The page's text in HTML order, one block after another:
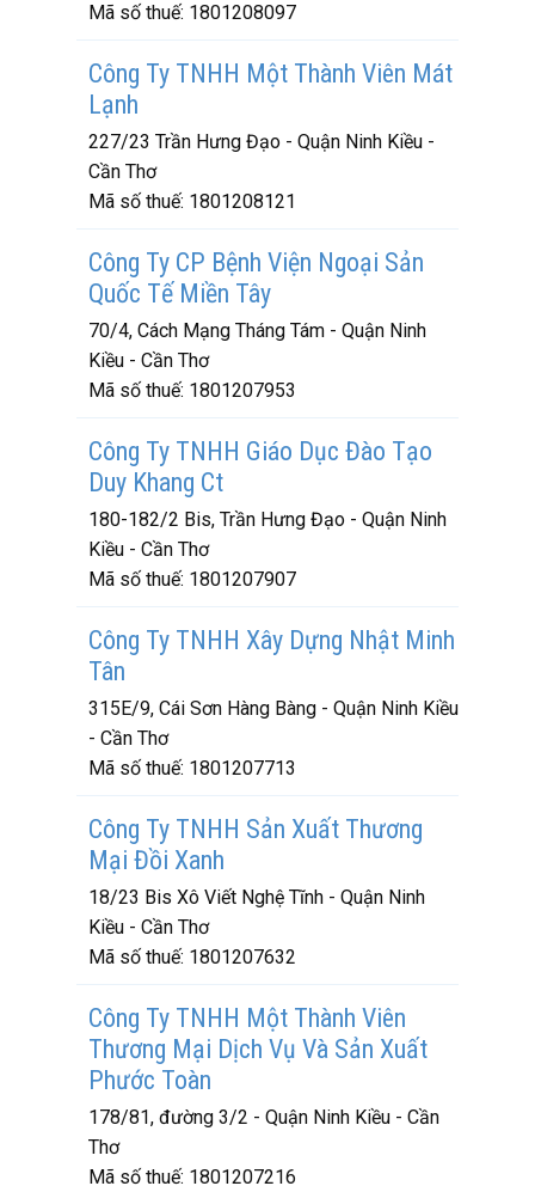
Mã số thuế: 1801208097
Công Ty TNHH Một Thành Viên Mát
Lạnh
227/23 Trần Hưng Đạo - Quận Ninh Kiều -
Cần Thơ
Mã số thuế: 1801208121
Công Ty CP Bệnh Viện Ngoại Sản
Quốc Tế Miền Tây
70/4, Cách Mạng Tháng Tám - Quận Ninh
Kiều - Cần Thơ
Mã số thuế: 1801207953
Công Ty TNHH Giáo Dục Đào Tạo
Duy Khang Ct
180-182/2 Bis, Trần Hưng Đạo - Quận Ninh
Kiều - Cần Thơ
Mã số thuế: 1801207907
Công Ty TNHH Xây Dựng Nhật Minh
Tân
315E/9, Cái Sơn Hàng Bàng - Quận Ninh Kiều
- Cần Thơ
Mã số thuế: 1801207713
Công Ty TNHH Sản Xuất Thương
Mại Đồi Xanh
18/23 Bis Xô Viết Nghệ Tĩnh - Quận Ninh
Kiều - Cần Thơ
Mã số thuế: 1801207632
Công Ty TNHH Một Thành Viên
Thương Mại Dịch Vụ Và Sản Xuất
Phước Toàn
178/81, đường 3/2 - Quận Ninh Kiều - Cần
Thơ
Mã số thuế: 1801207216